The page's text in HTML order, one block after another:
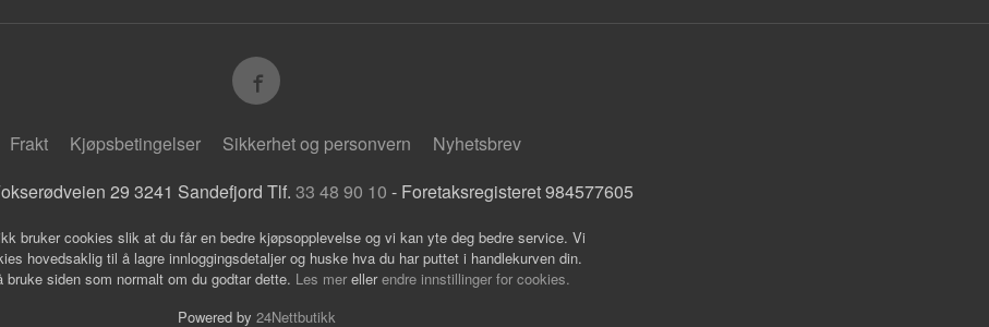
Frakt Kjøpsbetingelser Sikkerhet og personvern
Nyhetsbrev
29 3241 Sandefjord Tlf. 33 48 90 10 - Foretaksregisteret 984577605
bruker cookies slik at du får en bedre kjøpsopplevelse og vi kan yte deg bedre service. Vi
hovedsaklig til å lagre innloggingsdetaljer og huske hva du har puttet i handlekurven din.
bruke siden som normalt om du godtar dette. Les mer ellerendre innstillinger for cookies.
Powered by 24Nettbutikk